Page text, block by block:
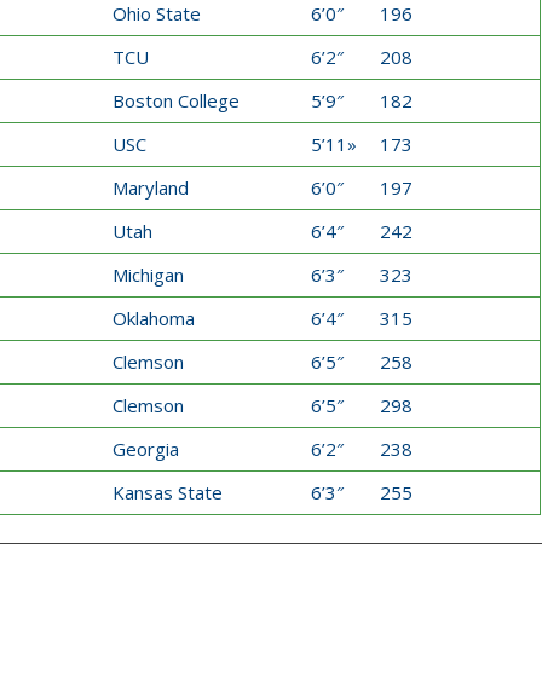
Ohio State 6’0″
196
TCU 6’2″
208
Boston College 5’9″
182
USC 5’11»
173
Maryland 6’0″
197
Utah 6’4″
242
Michigan 6’3″
323
Oklahoma 6’4″
315
Clemson 6’5″
258
Clemson 6’5″
298
Georgia 6’2″
238
Kansas State 6’3″ 255